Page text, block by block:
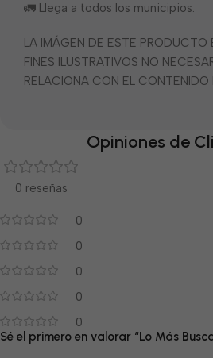
🚛 Llega a todos los municipios.
LA IMÁGEN DE ESTE PRODUCTO
FINES ILUSTRATIVOS NO
RELACIONA CON EL CONTENIDO
Opiniones de
0 reseñas
0
0
0
0
0
Sé el primero en valorar “Lo Más